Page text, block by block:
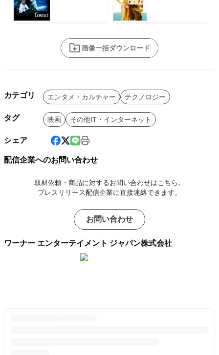
画像一括ダウンロード
カテゴリ エンタメ・カルチャー テクノロジー
タグ 映画 その他IT・インターネット
シェア
配信企業へのお問い合わせ
取材依頼・商品に対するお問い合わせはこちら。
プレスリリース配信企業に直接連絡できます。
お問い合わせ
ワーナー エンターテイメント ジャパン株式会社